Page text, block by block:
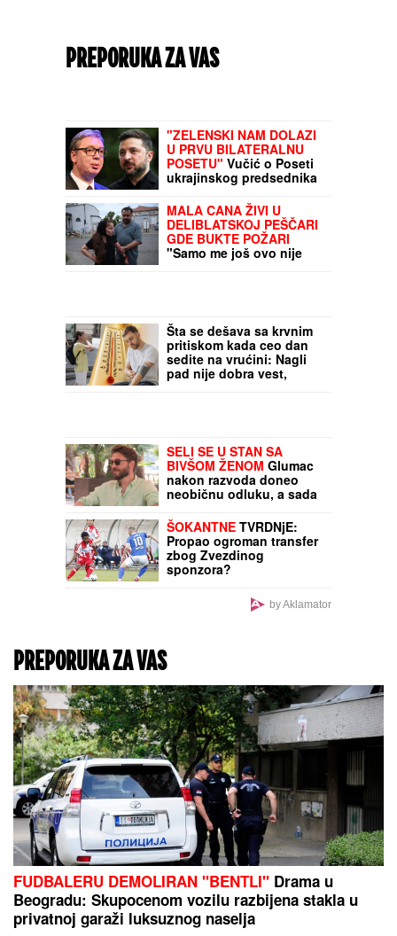
PREPORUKA ZA VAS
"ZELENSKI NAM DOLAZI
U PRVU BILATERALNU
POSETU" Vučić o Poseti
ukrajinskog predsednika
"Samo me još ovo nije
snašlo!", nakon smrti
muža zabrinuta zbog
kuće u Devojačkom
Šta se dešava sa krvnim
pritiskom kada ceo dan
sedite na vrućini: Nagli
pad nije dobra vest,
upozorava kardiolog